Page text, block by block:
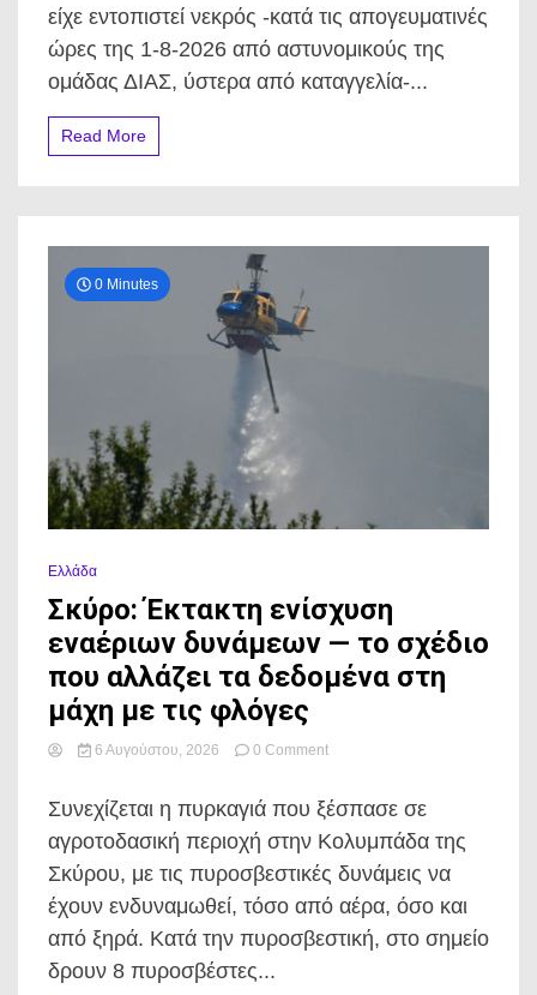
τον
θάνατο
του
72χρονου
στο
είχε εντοπιστεί νεκρός -κατά τις απογευματινές
ώρες της 1-8-2026 από αστυνομικούς της
ομάδας ΔΙΑΣ, ύστερα από καταγγελία-...
Read More
0 Minutes
Ελλάδα
Σκύρο: Έκτακτη ενίσχυση
εναέριων δυνάμεων — το σχέδιο
που αλλάζει τα δεδομένα στη
μάχη με τις φλόγες
6 Αυγούστου, 2026 0 Commenton
ενίσχυση
εναέριων
δυνάμεων
—
το
σχέδιο
που
Συνεχίζεται η πυρκαγιά που ξέσπασε σε
αγροτοδασική περιοχή στην Κολυμπάδα της
Σκύρου, με τις πυροσβεστικές δυνάμεις να
έχουν ενδυναμωθεί, τόσο από αέρα, όσο και
από ξηρά. Κατά την πυροσβεστική, στο σημείο
δρουν 8 πυροσβέστες...